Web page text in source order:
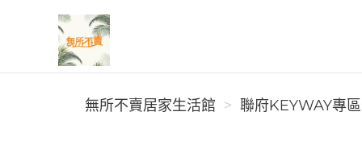
無所不賣居家生活館
無所不賣居家生活館
聯府KEYWAY專區